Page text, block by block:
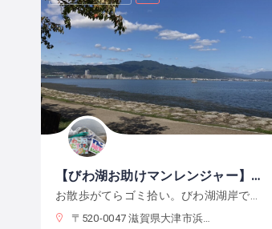
【びわ湖お助けマンレンジャー】will be smile ～不登校から多様な学びを考える親の会＠大津
〒520-0047 滋賀県大津市浜大津５丁目１